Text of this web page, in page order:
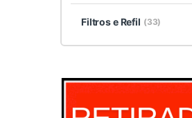
Filtros e Refil (33)